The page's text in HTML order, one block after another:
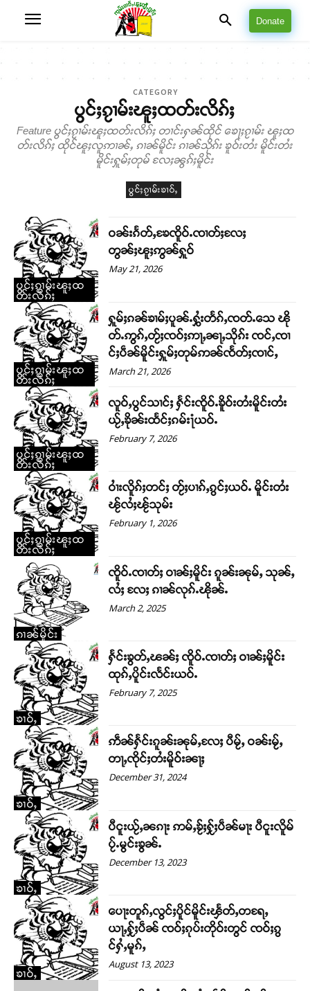
Donate
CATEGORY
ပွင်ႈၵႂၢမ်းၽူႈထတ်းလိၵ်ႈ
Feature ပွင်ႈၵႂၢမ်းၽူႈထတ်းလိၵ်ႈ တၢင်းႁၼ်ထိုင် ၶေႃႈၵႂၢမ်း ၽူႈထ
တ်းလိၵ်ႈ ထိုင်ၽူႈလူဢၢၼ်ႇ ၵၢၼ်မိူင်း ၵၢၼ်သိုၵ်း ၶူဝ်းတႆး မိူင်းတႆး
မိူင်းႁူမ်ႈတုမ် လႄႈၼွၵ်ႈမိူင်း
ပွင်ႈၵႂၢမ်းၶၢဝ်ႇ
ပွင်ႈၵႂၢမ်းၽူႈထ
တ်းလိၵ်ႈ
ဝၼ်းၵႅတ်ႇၶႄၸိူဝ်ႉၸၢတ်ႈလႄႈ
တွၼ်ႈၽူႈဢွၼ်ႁူဝ်
May 21, 2026
ပွင်ႈၵႂၢမ်းၽူႈထ
တ်းလိၵ်ႈ
ႁူမ်ႈၵၼ်ၶၢမ်ႈပူၼ်ႉႁွႆးတႅၵ်ႇၸတ်ႉသေ ၽို
တ်ႉဢွၵ်ႇတႂ်ႈၸဝ်ႈဢႃႇၼႃႇသိုၵ်း ၸင်ႇၸၢ
င်ႈပဵၼ်မိူင်းႁူမ်ႈတုမ်ဢၼ်ၸႅတ်ႈၸၢင်ႇ
March 21, 2026
ပွင်ႈၵႂၢမ်းၽူႈထ
တ်းလိၵ်ႈ
လူဝ်ႇပွင်သၢင်ႈ ႁႅင်းၸိူဝ်ႉၶိူဝ်းတႆးမိူင်းတႆး
ယႂ်ႇၶိုၼ်းထႅင်ႈၵမ်း႞ယဝ်ႉ
February 7, 2026
ပွင်ႈၵႂၢမ်းၽူႈထ
တ်းလိၵ်ႈ
ဝၢႆးလိူၵ်ႈတင်ႈ တႂ်ႈပၢၵ်ႇၵွင်ႈယဝ်ႉ မိူင်းတႆး
ၽႂ်လႆႈၽႂ်သုမ်း
February 1, 2026
ၵၢၼ်မိူင်း
ၸိူဝ်ႉၸၢတ်ႈ ဝၢၼ်ႈမိူင်း ၵူၼ်းၼုမ်ႇ သုၼ်ႇ
လႆႈ လႄႈ ၵၢၼ်လုၵ်ႉၽိုၼ်ႉ
March 2, 2025
ၶၢဝ်ႇ
ႁႅင်းၶွတ်ႇၽၼ်ႈ ၸိူဝ်ႉၸၢတ်ႈ ဝၢၼ်ႈမိူင်း
ထုၵ်ႇပိူင်းလႅင်းယဝ်ႉ
February 7, 2025
ၶၢဝ်ႇ
ဢဵၼ်ႁႅင်းၵူၼ်းၼုမ်ႇလႄႈ ပီမႂ်ႇ ဝၼ်းမႂ်ႇ
တႃႇၸိုင်ႈတႆးမိူဝ်းၼႃႈ
December 31, 2024
ၶၢဝ်ႇ
ပီငူးယႂ်ႇၼၵႃး ဢမ်ႇၶႂ်ႈႁႂ်ႈပဵၼ်မႃး ပီငူးလိူမ်
ပႂ်ႉမွင်းၶွၼ်ႉ
December 13, 2023
ၶၢဝ်ႇ
ပေႃးတူၵ်ႇလွင်ႈပိူင်မိူင်းၾႅတ်ႇတရႄႇ
ယႃႇႁႂ်ႈပဵၼ် ၸဝ်ႈၵုပ်းတိုဝ်းတွင် ၸဝ်ႈၵွ
င်ႁႆႇမူၵ်ႇ
August 13, 2023